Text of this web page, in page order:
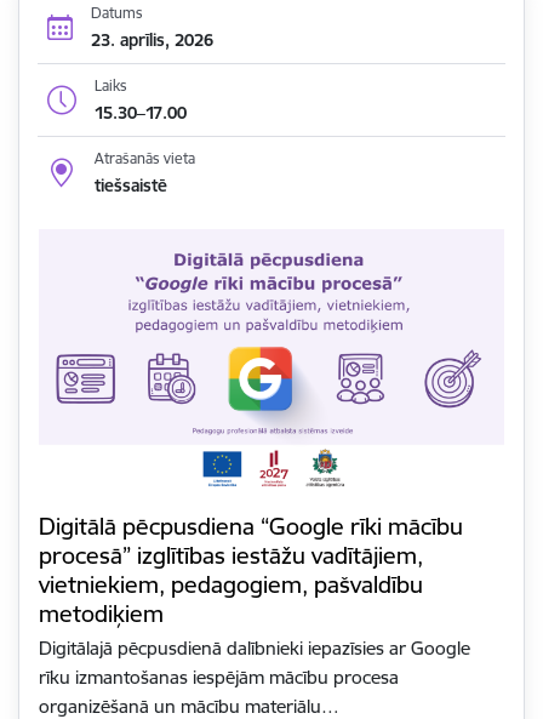
Datums
23. aprīlis, 2026
Laiks
15.30–17.00
Atrašanās vieta
tiešsaistē
Digitālā pēcpusdiena “Google rīki mācību
procesā” izglītības iestāžu vadītājiem,
vietniekiem, pedagogiem, pašvaldību
metodiķiem
Digitālajā pēcpusdienā dalībnieki iepazīsies ar Google
rīku izmantošanas iespējām mācību procesa
organizēšanā un mācību materiālu…